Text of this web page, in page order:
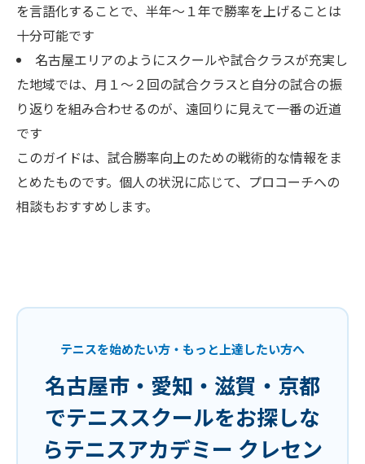
を言語化することで、半年〜１年で勝率を上げることは
十分可能です
名古屋エリアのようにスクールや試合クラスが充実し
た地域では、月１〜２回の試合クラスと自分の試合の振
り返りを組み合わせるのが、遠回りに見えて一番の近道
です
このガイドは、試合勝率向上のための戦術的な情報をま
とめたものです。個人の状況に応じて、プロコーチへの
相談もおすすめします。
テニスを始めたい方・もっと上達したい方へ
名古屋市・愛知・滋賀・京都
でテニススクールをお探しな
らテニスアカデミー クレセン